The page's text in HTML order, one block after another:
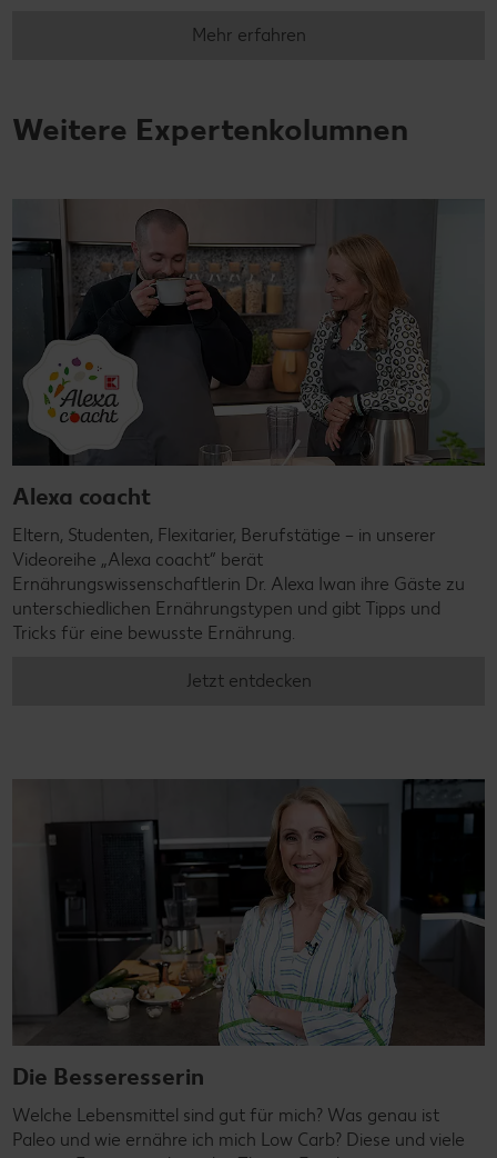
Mehr erfahren
Weitere Expertenkolumnen
Alexa coacht
Eltern, Studenten, Flexitarier, Berufstätige – in unserer
Videoreihe „Alexa coacht” berät
Ernährungswissenschaftlerin Dr. Alexa Iwan ihre Gäste zu
unterschiedlichen Ernährungstypen und gibt Tipps und
Tricks für eine bewusste Ernährung.
Jetzt entdecken
Die Besseresserin
Welche Lebensmittel sind gut für mich? Was genau ist
Paleo und wie ernähre ich mich Low Carb? Diese und viele